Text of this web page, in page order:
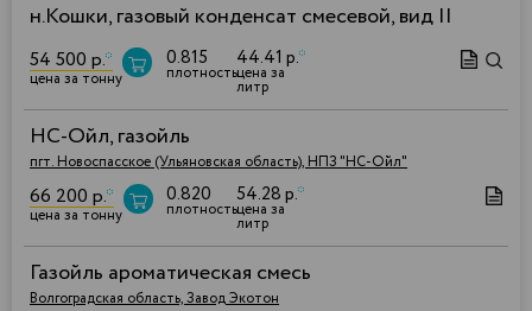
н.Кошки, газовый конденсат смесевой, вид II
54 500 р.*
цена за тонну
0.815
плотность
44.41 р.*
цена за
литр
НС-Ойл, газойль
пгт. Новоспасское (Ульяновская область), НПЗ "НС-Ойл"
66 200 р.*
цена за тонну
0.820
плотность
54.28 р.*
цена за
литр
Газойль ароматическая смесь
Волгоградская область, Завод Экотон